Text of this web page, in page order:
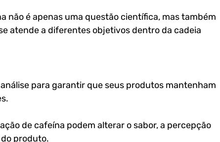
não é apenas uma questão científica, mas também
atende a diferentes objetivos dentro da cadeia
para garantir que seus produtos mantenham
de cafeína podem alterar o sabor, a percepção
produto.